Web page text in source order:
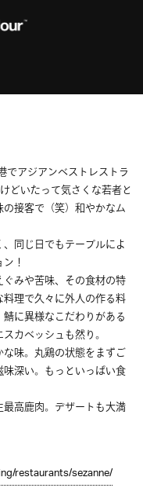
でアジアンベストレストラ
どいたって気さくな若者と
接客で（笑）和やかなム
同じ日でもテーブルによ
！
みや苦味、その食材の特
理で久々に外人の作る料
に異様なこだわりがある
カベッシュも然り。
味。丸鶏の状態をまずご
深い。もっといっぱい食
高鹿肉。デザートも大満
restaurants/sezanne/